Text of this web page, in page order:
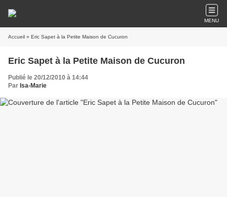
MENU
Accueil » Eric Sapet à la Petite Maison de Cucuron
Eric Sapet à la Petite Maison de Cucuron
Publié le 20/12/2010 à 14:44
Par Isa-Marie